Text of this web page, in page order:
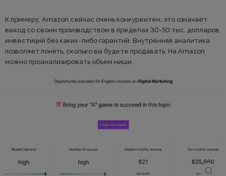
К примеру, Amazon сейчас очень конкурентен, это означает
выход со своим производством в пределах 30-50 тыс. долларов
инвестиций без каких-либо гарантий. Внутренняя аналитика
позволяет понять, сколько вы будете продавать. На Amazon
можно проанализировать объем ниши.